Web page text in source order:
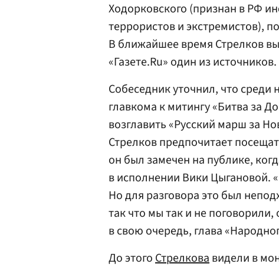
Ходорковского (признан в РФ
террористов и экстремистов),
В ближайшее время Стрелков
«Газете.Ru» один из источников.
Собеседник уточнил, что
главкома к митингу «Битва за
возглавить «Русский марш за
Стрелков предпочитает
он был замечен на публике,
в исполнении Вики Цыгановой.
Но для разговора это был
так что мы так и не
в свою очередь, глава
До этогоСтрелковавидели в